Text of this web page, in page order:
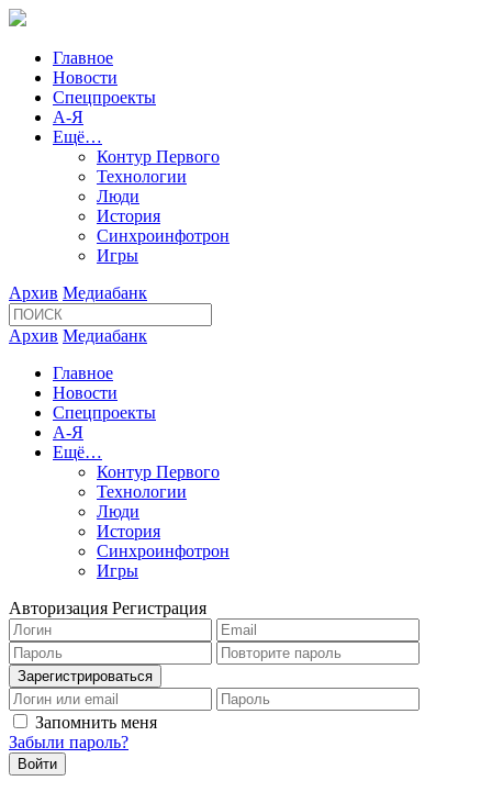
Главное
Новости
Спецпроекты
А-Я
Ещё…
Контур Первого
Технологии
Люди
История
Синхроинфотрон
Игры
Архив Медиабанк
Архив Медиабанк
Главное
Новости
Спецпроекты
А-Я
Ещё…
Контур Первого
Технологии
Люди
История
Синхроинфотрон
Игры
Авторизация Регистрация
Запомнить меня
Забыли пароль?